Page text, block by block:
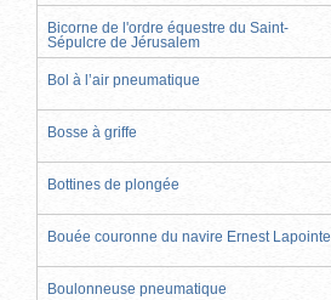
Bicorne de l'ordre équestre du Saint-
Sépulcre de Jérusalem
Bol à l’air pneumatique
Bosse à griffe
Bottines de plongée
Bouée couronne du navire Ernest Lapointe
Boulonneuse pneumatique